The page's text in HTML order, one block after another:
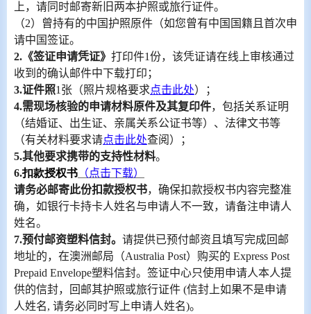
上，请同时邮寄新旧两本护照或旅行证件。
（2）
曾持有的中国护照原件（如您曾有中国国籍且首次申
请中国签证。
2. 《签证申请凭证》 打印件1份，该凭证请在线上审核通过
收到的确认邮件中下载打印；
3.证件照1 张（照片规格要求点击此处）；
4.需现场核验的申请材料原件及其复印件，包括关系证明
（结婚证、出生证、亲属关系公证书等）、法律文书等
（有关材料要求请点击此处查阅）；
5.其他要求携带的支持性材料。
6.扣款授权书 （点击下载）
请务必邮寄此份扣款授权书，确保扣款授权书内容完整准
确， 如银行卡持卡人姓名与申请人不一致，请备注申请人
姓名。
7.预付邮资塑料信封。 请提供已预付邮资且填写完成回邮
地址的， 在澳洲邮局（Australia Post） 购买的 Express Post
Prepaid Envelope塑料信封。 签证中心只使用 申请人本人提
供的信封，回邮其护照或旅行证件 (信封上如果不是申请
人姓名, 请务必同时写上申请人姓名)。